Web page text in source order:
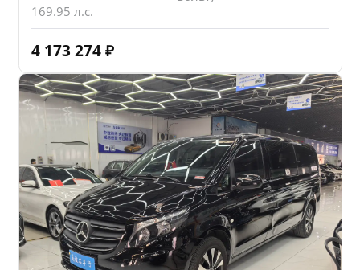
169.95 л.с.
4 173 274 ₽